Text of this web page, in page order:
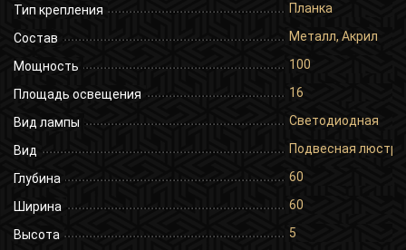
Тип крепления Планка
Состав Металл, Акрил
Мощность 100
Площадь освещения 16
Вид лампы Светодиодная
Вид Подвесная люстра
Глубина 60
Ширина 60
Высота 5